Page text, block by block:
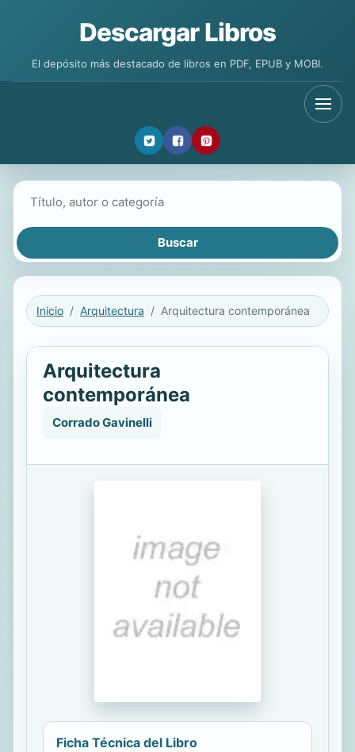
Descargar Libros
El depósito más destacado de libros en PDF, EPUB y MOBI.
Inicio Arquitectura Arquitectura contemporánea
Arquitectura
contemporánea
Corrado Gavinelli
Ficha Técnica del Libro